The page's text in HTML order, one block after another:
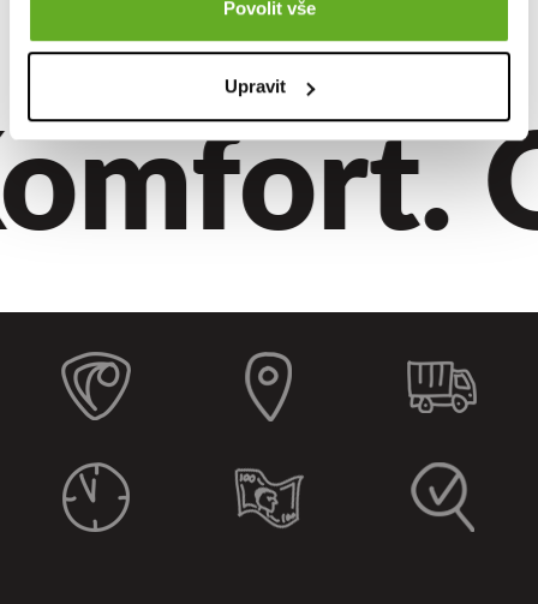
Povolit vše
Upravit
Bewerten Sie das Produkt